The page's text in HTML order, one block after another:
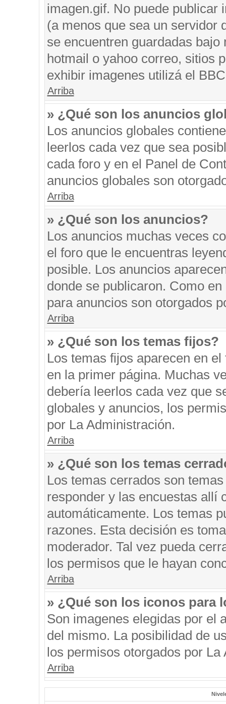
imagen.gif. No puede publicar
(a menos que sea un servidor
se encuentren guardadas
hotmail o yahoo correo, sitios
exhibir imagenes utilizá el
Arriba
» ¿Qué son los anuncios
Los anuncios globales
leerlos cada vez que sea
cada foro y en el Panel de
anuncios globales son
Arriba
» ¿Qué son los anuncios?
Los anuncios muchas veces
el foro que le encuentras
posible. Los anuncios
donde se publicaron. Como
para anuncios son otorgados
Arriba
» ¿Qué son los temas fijos?
Los temas fijos aparecen en
en la primer página. Muchas
debería leerlos cada vez que
globales y anuncios, los
por La Administración.
Arriba
» ¿Qué son los temas
Los temas cerrados son
responder y las encuestas allí
automáticamente. Los temas
razones. Esta decisión es
moderador. Tal vez pueda
los permisos que le hayan
Arriba
» ¿Qué son los iconos para
Son imagenes elegidas por el
del mismo. La posibilidad de
los permisos otorgados por La
Arriba